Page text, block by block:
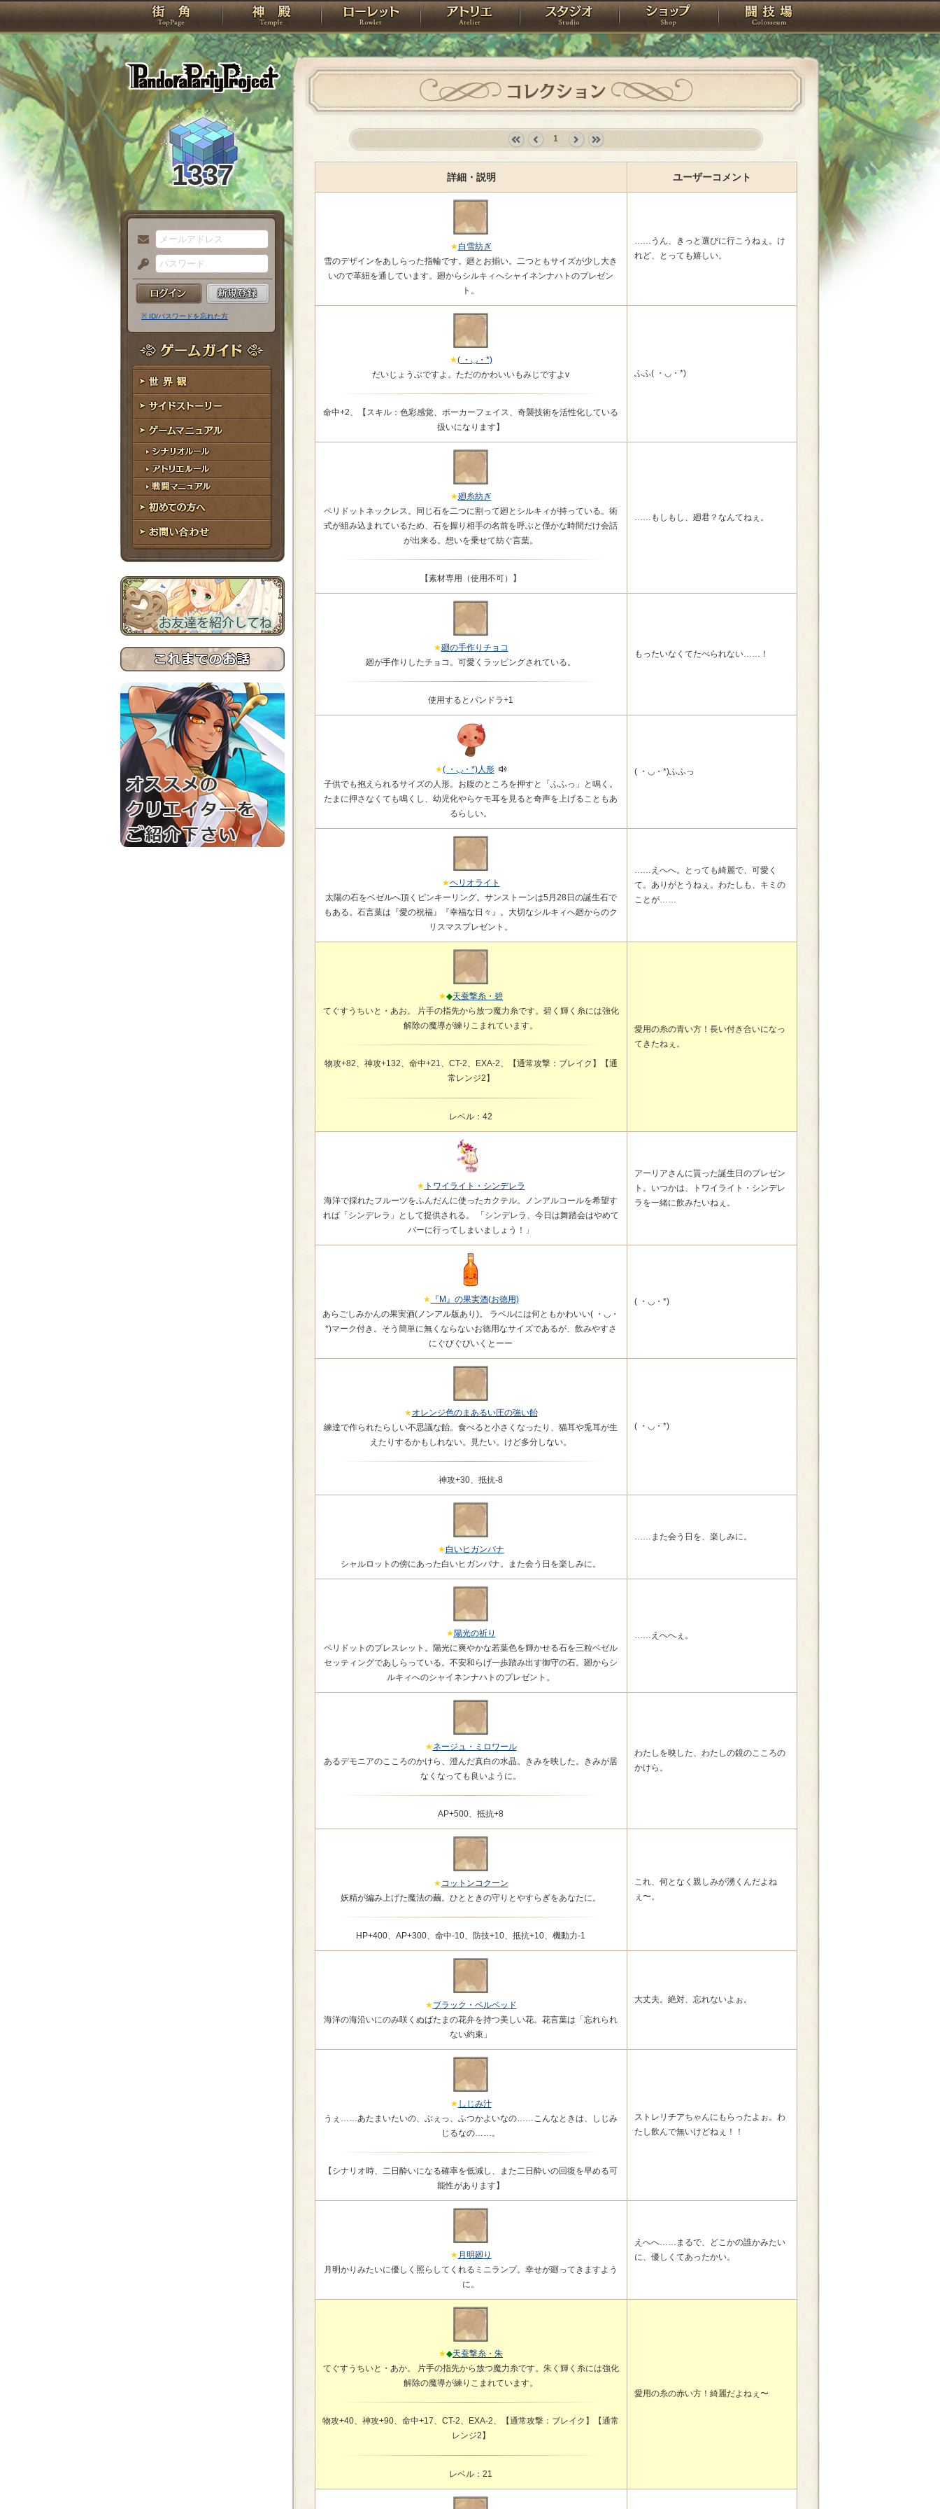
PandoraPartyProject
TOP 神殿 ローレット アトリエ スタジオ ショップ 闘技場
1337
メ
ー
ル
ア
ド
レ
ス
パ
ス
ー
ド
※ ID/パスワードを忘れた方
ゲームガイド
世界観
サイドストーリー
ゲームマニュアル
シナリオルール
アトリエルール
戦闘マニュアル
初めての方へ
お問い合わせ
コレクション
1
詳細・説明 ユーザーコメント
白雪紡ぎ
雪のデザインをあしらった指輪です。廻とお揃い。二つともサイズが少し大き
いので革紐を通しています。廻からシルキィへシャイネンナハトのプレゼン
ト。
……うん、きっと選びに行こうねぇ。け
れど、とっても嬉しい。
( ・◡・*)
だいじょうぶですよ。ただのかわいいもみじですよv
命中+2、【スキル：色彩感覚、ポーカーフェイス、奇襲技術を活性化している
扱いになります】
ふふ( ・◡・*)
廻糸紡ぎ
ペリドットネックレス。同じ石を二つに割って廻とシルキィが持っている。術
式が組み込まれているため、石を握り相手の名前を呼ぶと僅かな時間だけ会話
が出来る。想いを乗せて紡ぐ言葉。
【素材専用（使用不可）】
……もしもし、廻君？なんてねぇ。
廻の手作りチョコ
廻が手作りしたチョコ。可愛くラッピングされている。
使用するとパンドラ+1
もったいなくてたべられない……！
( ・◡・*)人形
子供でも抱えられるサイズの人形。お腹のところを押すと「ふふっ」と鳴く。
たまに押さなくても鳴くし、幼児化やらケモ耳を見ると奇声を上げることもあ
るらしい。
( ・◡・*)ふふっ
ヘリオライト
太陽の石をベゼルへ頂くピンキーリング。サンストーンは5月28日の誕生石で
もある。石言葉は『愛の祝福』『幸福な日々』。大切なシルキィへ廻からのク
リスマスプレゼント。
……えへへ。とっても綺麗で、可愛く
て。ありがとうねぇ。わたしも、キミの
ことが……
天蚕撃糸・碧
てぐすうちいと・あお。 片手の指先から放つ魔力糸です。碧く輝く糸には強化
解除の魔導が練りこまれています。
物攻+82、神攻+132、命中+21、CT-2、EXA-2、【通常攻撃：ブレイク】【通
常レンジ2】
レベル：42
愛用の糸の青い方！長い付き合いになっ
てきたねぇ。
トワイライト・シンデレラ
海洋で採れたフルーツをふんだんに使ったカクテル。ノンアルコールを希望す
れば「シンデレラ」として提供される。 「シンデレラ、今日は舞踏会はやめて
バーに行ってしまいましょう！」
アーリアさんに貰った誕生日のプレゼン
ト。いつかは、トワイライト・シンデレ
ラを一緒に飲みたいねぇ。
『M』の果実酒(お徳用)
あらごしみかんの果実酒(ノンアル版あり)。 ラベルには何ともかわいい( ・◡・
*)マーク付き。そう簡単に無くならないお徳用なサイズであるが、飲みやすさ
にぐびぐびいくとーー
( ・◡・*)
オレンジ色のまあるい圧の強い飴
練達で作られたらしい不思議な飴。食べると小さくなったり、猫耳や兎耳が生
えたりするかもしれない。見たい。けど多分しない。
神攻+30、抵抗-8
( ・◡・*)
白いヒガンバナ
シャルロットの傍にあった白いヒガンバナ。また会う日を楽しみに。
……また会う日を、楽しみに。
陽光の祈り
ペリドットのブレスレット。陽光に爽やかな若葉色を輝かせる石を三粒ベゼル
セッティングであしらっている。不安和らげ一歩踏み出す御守の石。廻からシ
ルキィへのシャイネンナハトのプレゼント。
……えへへぇ。
ネージュ・ミロワール
あるデモニアのこころのかけら、澄んだ真白の水晶。きみを映した。きみが居
なくなっても良いように。
AP+500、抵抗+8
わたしを映した、わたしの鏡のこころの
かけら。
コットンコクーン
妖精が編み上げた魔法の繭。ひとときの守りとやすらぎをあなたに。
HP+400、AP+300、命中-10、防技+10、抵抗+10、機動力-1
これ、何となく親しみが湧くんだよね
ぇ〜。
ブラック・ベルベッド
海洋の海沿いにのみ咲くぬばたまの花弁を持つ美しい花。花言葉は「忘れられ
ない約束」
大丈夫。絶対、忘れないよぉ。
しじみ汁
うぇ……あたまいたいの、ぶぇっ、ふつかよいなの……こんなときは、しじみ
じるなの……。
【シナリオ時、二日酔いになる確率を低減し、また二日酔いの回復を早める可
能性があります】
ストレリチアちゃんにもらったよぉ。わ
たし飲んで無いけどねぇ！！
月明廻り
月明かりみたいに優しく照らしてくれるミニランプ。幸せが廻ってきますよう
に。
えへへ……まるで、どこかの誰かみたい
に、優しくてあったかい。
天蚕撃糸・朱
てぐすうちいと・あか。 片手の指先から放つ魔力糸です。朱く輝く糸には強化
解除の魔導が練りこまれています。
物攻+40、神攻+90、命中+17、CT-2、EXA-2、【通常攻撃：ブレイク】【通常
レンジ2】
レベル：21
愛用の糸の赤い方！綺麗だよねぇ〜